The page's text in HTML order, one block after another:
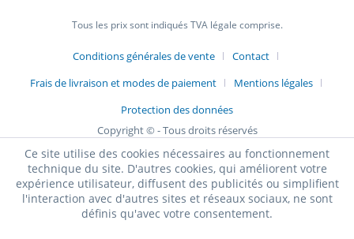
Tous les prix sont indiqués TVA légale comprise.
Conditions générales de vente
Contact
Frais de livraison et modes de paiement
Mentions légales
Protection des données
Copyright © - Tous droits réservés
Ce site utilise des cookies nécessaires au fonctionnement
technique du site. D'autres cookies, qui améliorent votre
expérience utilisateur, diffusent des publicités ou simplifient
l'interaction avec d'autres sites et réseaux sociaux, ne sont
définis qu'avec votre consentement.